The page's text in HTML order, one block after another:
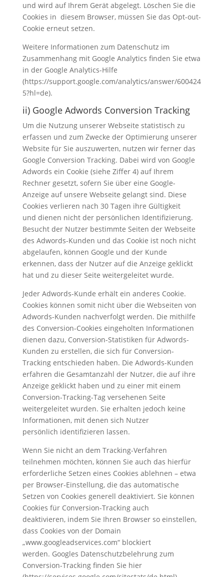
und wird auf Ihrem Gerät abgelegt. Löschen Sie die
Cookies in diesem Browser, müssen Sie das Opt-out-
Cookie erneut setzen.
Weitere Informationen zum Datenschutz im
Zusammenhang mit Google Analytics finden Sie etwa
in der Google Analytics-Hilfe
(https://support.google.com/analytics/answer/600424
5?hl=de).
ii) Google Adwords Conversion Tracking
Um die Nutzung unserer Webseite statistisch zu
erfassen und zum Zwecke der Optimierung unserer
Website für Sie auszuwerten, nutzen wir ferner das
Google Conversion Tracking. Dabei wird von Google
Adwords ein Cookie (siehe Ziffer 4) auf Ihrem
Rechner gesetzt, sofern Sie über eine Google-
Anzeige auf unsere Webseite gelangt sind. Diese
Cookies verlieren nach 30 Tagen ihre Gültigkeit
und dienen nicht der persönlichen Identifizierung.
Besucht der Nutzer bestimmte Seiten der Webseite
des Adwords-Kunden und das Cookie ist noch nicht
abgelaufen, können Google und der Kunde
erkennen, dass der Nutzer auf die Anzeige geklickt
hat und zu dieser Seite weitergeleitet wurde.
Jeder Adwords-Kunde erhält ein anderes Cookie.
Cookies können somit nicht über die Webseiten von
Adwords-Kunden nachverfolgt werden. Die mithilfe
des Conversion-Cookies eingeholten Informationen
dienen dazu, Conversion-Statistiken für Adwords-
Kunden zu erstellen, die sich für Conversion-
Tracking entschieden haben. Die Adwords-Kunden
erfahren die Gesamtanzahl der Nutzer, die auf ihre
Anzeige geklickt haben und zu einer mit einem
Conversion-Tracking-Tag versehenen Seite
weitergeleitet wurden. Sie erhalten jedoch keine
Informationen, mit denen sich Nutzer
persönlich identifizieren lassen.
Wenn Sie nicht an dem Tracking-Verfahren
teilnehmen möchten, können Sie auch das hierfür
erforderliche Setzen eines Cookies ablehnen – etwa
per Browser-Einstellung, die das automatische
Setzen von Cookies generell deaktiviert. Sie können
Cookies für Conversion-Tracking auch
deaktivieren, indem Sie Ihren Browser so einstellen,
dass Cookies von der Domain
„www.googleadservices.com“ blockiert
werden. Googles Datenschutzbelehrung zum
Conversion-Tracking finden Sie hier